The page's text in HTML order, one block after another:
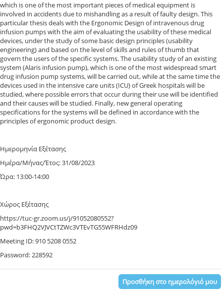
which is one of the most important pieces of medical equipment is
involved in accidents due to mishandling as a result of faulty design. This
particular thesis deals with the Ergonomic Design of intravenous drug
infusion pumps with the aim of evaluating the usability of these medical
devices, under the study of some basic design principles (usability
engineering) and based on the level of skills and rules of thumb that
govern the users of the specific systems. The usability study of an existing
system (Alaris infusion pump), which is one of the most widespread smart
drug infusion pump systems, will be carried out, while at the same time the
devices used in the intensive care units (ICU) of Greek hospitals will be
studied, where possible errors that occur during their use will be identified
and their causes will be studied. Finally, new general operating
specifications for the systems will be defined in accordance with the
principles of ergonomic product design.
Ημερομηνία Εξέτασης
Ημέρα/Μήνας/Έτος: 31/08/2023
Ώρα: 13:00-14:00
Χώρος Εξέτασης
https://tuc-gr.zoom.us/j/91052080552?
pwd=b3FHQ2VJVCtTZWc3VTEvTG55WFRHdz09
Meeting ID: 910 5208 0552
Password: 228592
Προσθήκη στο ημερολόγιό μου